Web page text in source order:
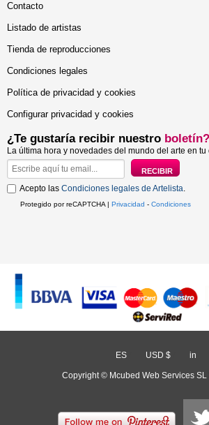
Contacto
Listado de artistas
Tienda de reproducciones
Condiciones legales
Política de privacidad y cookies
Configurar privacidad y cookies
¿Te gustaría recibir nuestro boletín?
La última hora y novedades del mundo del arte en
Acepto las Condiciones legales de Artelista.
Protegido por reCAPTCHA | Privacidad - Condiciones
ES USD $ in
Copyright © Mcubed Web Services